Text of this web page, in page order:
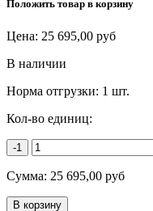
Положить товар в корзину
Цена: 25 695,00 руб
В наличии
Норма отгрузки: 1 шт.
Кол-во единиц:
-1
Сумма: 25 695,00 руб